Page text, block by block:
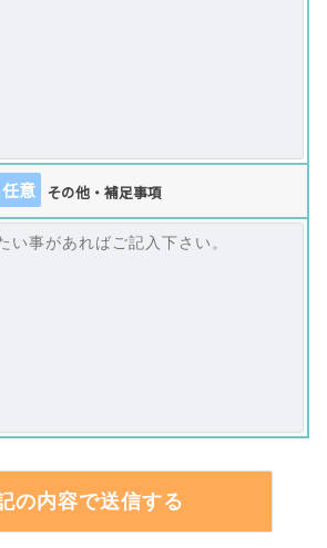
任意 その他・補足事項